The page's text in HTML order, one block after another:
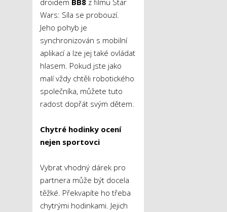
Wars: Síla se probouzí.
Jeho pohyb je
synchronizován s mobilní
aplikací a lze jej také ovládat
hlasem. Pokud jste jako
malí vždy chtěli robotického
společníka, můžete tuto
radost dopřát svým dětem.
Chytré hodinky ocení
nejen sportovci
Vybrat vhodný dárek pro
partnera může být docela
těžké. Překvapíte ho třeba
chytrými hodinkami. Jejich